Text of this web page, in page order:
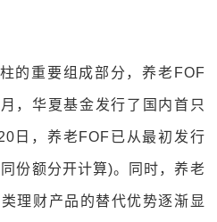
的重要组成部分，养老FOF
，华夏基金发行了国内首只
日，养老FOF已从最初发行
份额分开计算)。同时，养老
理财产品的替代优势逐渐显